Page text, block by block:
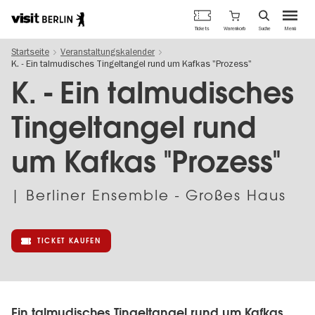
zum
Inhalt
Berlins
offizielles
Tourismusportal
Menü
Tickets Warenkorb Suche
Startseite
Veranstaltungskalender
K. - Ein talmudisches Tingeltangel rund um Kafkas "Prozess"
K. - Ein talmudisches
Tingeltangel rund
um Kafkas "Prozess"
| Berliner Ensemble - Großes Haus
TICKET KAUFEN